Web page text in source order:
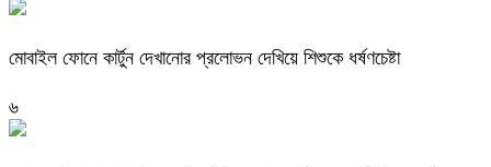
মোবাইল ফোনে কার্টুন দেখানোর প্রলোভন দেখিয়ে শিশুকে ধর্ষণচেষ্টা
৬